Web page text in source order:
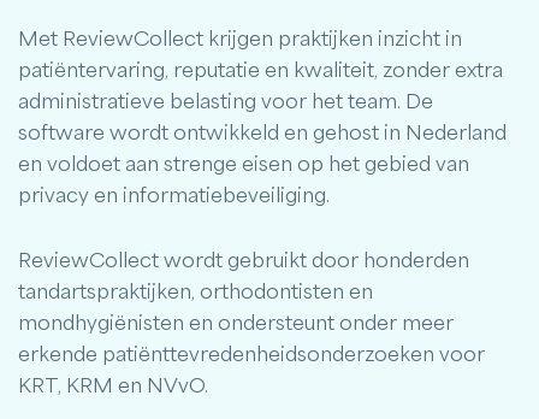
Met ReviewCollect krijgen praktijken inzicht in
patiëntervaring, reputatie en kwaliteit, zonder extra
administratieve belasting voor het team. De
software wordt ontwikkeld en gehost in Nederland
en voldoet aan strenge eisen op het gebied van
privacy en informatiebeveiliging.
ReviewCollect wordt gebruikt door honderden
tandartspraktijken, orthodontisten en
mondhygiënisten en ondersteunt onder meer
erkende patiënttevredenheidsonderzoeken voor
KRT, KRM en NVvO.